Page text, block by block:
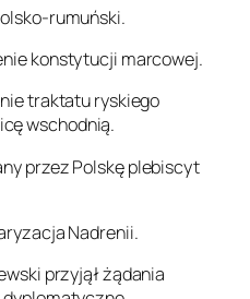
rumuński.
konstytucji marcowej.
traktatu ryskiego
wschodnią.
przez Polskę plebiscyt
Nadrenii.
przyjął żądania